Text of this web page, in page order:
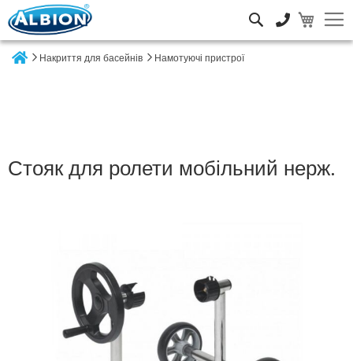
Накриття для басейнів Намотуючі пристрої
Стояк для ролети мобільний нерж.